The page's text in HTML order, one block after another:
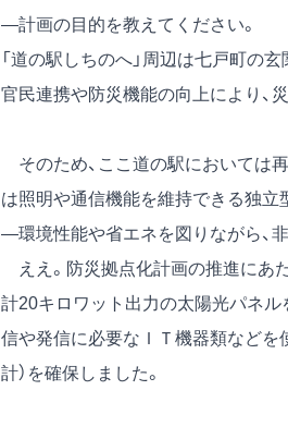
―計画の目的を教えてください。
「道の駅しちのへ」周辺は七戸町の
官民連携や防災機能の向上により、
そのため、ここ道の駅においては
は照明や通信機能を維持できる独立
―環境性能や省エネを図りながら、
ええ。防災拠点化計画の推進にあ
計20キロワット出力の太陽光パネル
信や発信に必要なＩＴ機器類などを
計）を確保しました。